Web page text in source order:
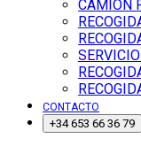
CAMIÓN
CONTACTO
+34 653 66 36 79